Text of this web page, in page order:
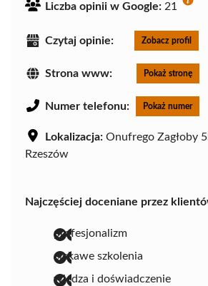
Liczba opinii w Google: 21
Czytaj opinie: Zobacz profil
Strona www: Pokaż stronę
Numer telefonu: Pokaż numer
Lokalizacja: Onufrego Zagłoby
Rzeszów
Najczęściej doceniane przez
profesjonalizm
ciekawe szkolenia
wiedza i doświadczenie